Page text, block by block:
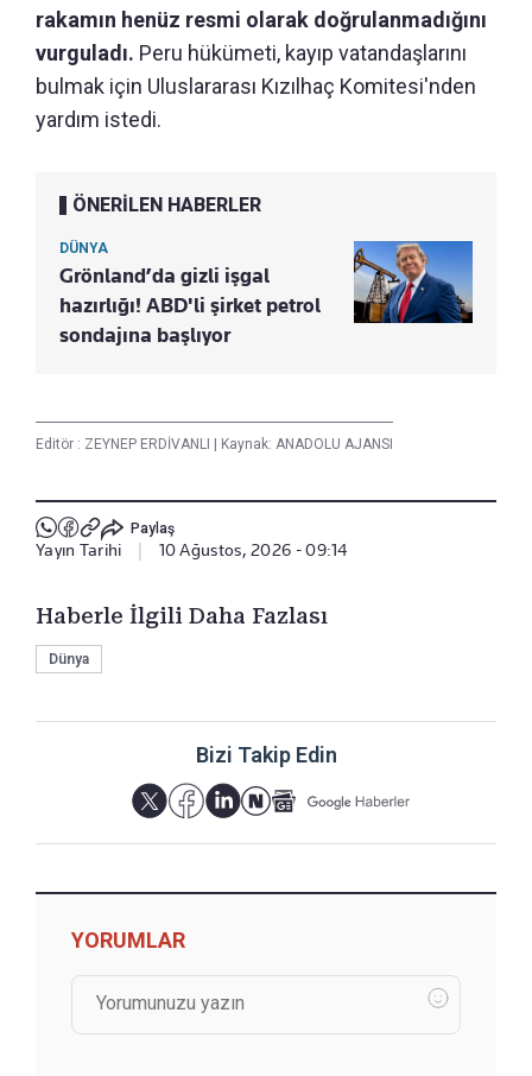
rakamın henüz resmi olarak doğrulanmadığını
vurguladı. Peru hükümeti, kayıp vatandaşlarını
bulmak için Uluslararası Kızılhaç Komitesi'nden
yardım istedi.
ÖNERİLEN HABERLER
DÜNYA
Grönland’da gizli işgal
hazırlığı! ABD'li şirket petrol
sondajına başlıyor
Editör : ZEYNEP ERDİVANLI | Kaynak: ANADOLU AJANSI
Paylaş
Yayın Tarihi 10 Ağustos, 2026 - 09:14
Haberle İlgili Daha Fazlası
Dünya
Bizi Takip Edin
YORUMLAR